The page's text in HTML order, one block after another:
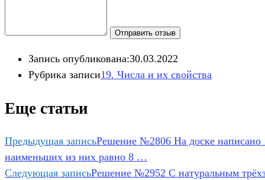
Отправить отзыв
Запись опубликована:30.03.2022
Рубрика записи19. Числа и их свойства
Еще статьи
Предыдущая записьРешение №2806 На доске написано
наименьших из них равно 8 …
Следующая записьРешение №2952 С натуральным